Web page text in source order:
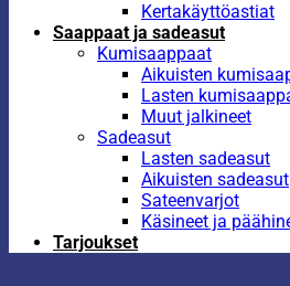
Kertakäyttöastiat
Saappaat ja sadeasut
Kumisaappaat
Aikuisten
Lasten
Muut jalkineet
Sadeasut
Lasten sadeasut
Aikuisten sadeasut
Sateenvarjot
Käsineet ja
Tarjoukset